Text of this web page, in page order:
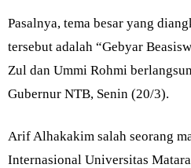
Pasalnya, tema besar yang
tersebut adalah “Gebyar
Zul dan Ummi Rohmi
Gubernur NTB, Senin (20/3).
Arif Alhakakim salah seorang
Internasional Universitas